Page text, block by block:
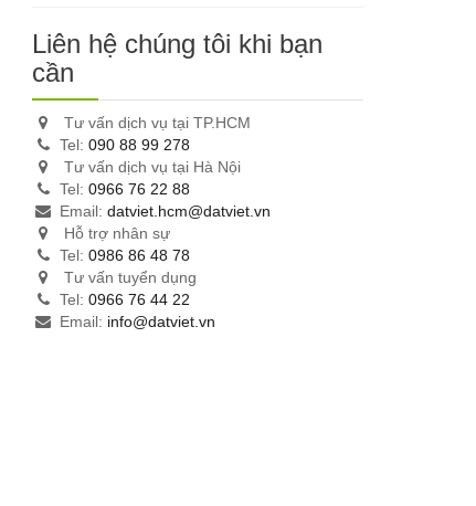
Liên hệ chúng tôi khi bạn
cần
Tư vấn dịch vụ tại TP.HCM
Tel:090 88 99 278
Tư vấn dịch vụ tại Hà Nội
Tel:0966 76 22 88
Email:datviet.hcm@datviet.vn
Hỗ trợ nhân sự
Tel:0986 86 48 78
Tư vấn tuyển dụng
Tel:0966 76 44 22
Email: info@datviet.vn